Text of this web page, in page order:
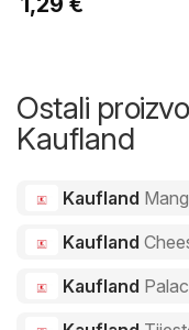
Ostali
Kaufland
Kaufland
Kaufland
Kaufland